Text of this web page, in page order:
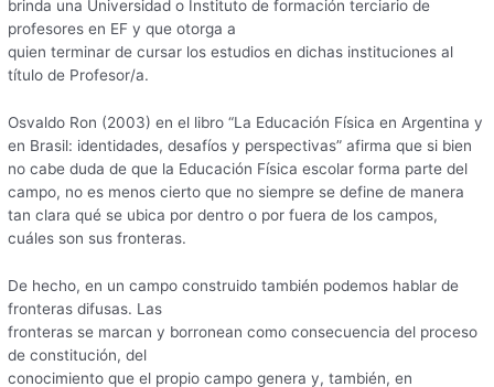
brinda una Universidad o Instituto de formación terciario de
profesores en EF y que otorga a
quien terminar de cursar los estudios en dichas instituciones al
título de Profesor/a.
Osvaldo Ron (2003) en el libro “La Educación Física en Argentina y
en Brasil: identidades, desafíos y perspectivas” afirma que si bien
no cabe duda de que la Educación Física escolar forma parte del
campo, no es menos cierto que no siempre se define de manera
tan clara qué se ubica por dentro o por fuera de los campos,
cuáles son sus fronteras.
De hecho, en un campo construido también podemos hablar de
fronteras difusas. Las
fronteras se marcan y borronean como consecuencia del proceso
de constitución, del
conocimiento que el propio campo genera y, también, en